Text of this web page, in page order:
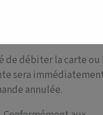
de débiter la carte ou
sera
annulée.